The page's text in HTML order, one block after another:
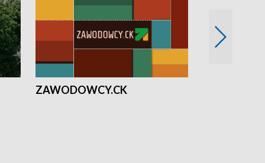
ZAWODOWCY.CK